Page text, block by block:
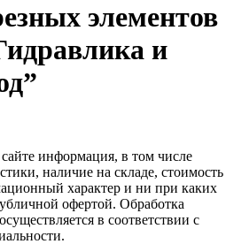
элементов
и
информация, в том числе
наличие на складе, стоимость
характер и ни при каких
офертой. Обработка
в соответствии с